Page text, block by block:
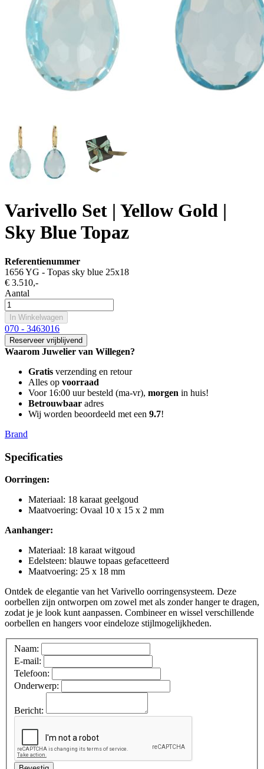
Varivello Set | Yellow Gold |
Sky Blue Topaz
Referentienummer
1656 YG - Topas sky blue 25x18
€ 3.510,-
Aantal
In Winkelwagen
070 - 3463016
Reserveer vrijblijvend
Waarom Juwelier van Willegen?
Gratis verzending en retour
Alles op voorraad
Voor 16:00 uur besteld (ma-vr), morgen in huis!
Betrouwbaar adres
Wij worden beoordeeld met een 9.7!
Brand
Specificaties
Oorringen:
Materiaal: 18 karaat geelgoud
Maatvoering: Ovaal 10 x 15 x 2 mm
Aanhanger:
Materiaal: 18 karaat witgoud
Edelsteen: blauwe topaas gefacetteerd
Maatvoering: 25 x 18 mm
Ontdek de elegantie van het Varivello oorringensysteem. Deze
oorbellen zijn ontworpen om zowel met als zonder hanger te dragen,
zodat je je look kunt aanpassen. Combineer en wissel verschillende
oorbellen en hangers voor eindeloze stijlmogelijkheden.
Naam:
E-mail:
Telefoon:
Onderwerp:
Bericht: